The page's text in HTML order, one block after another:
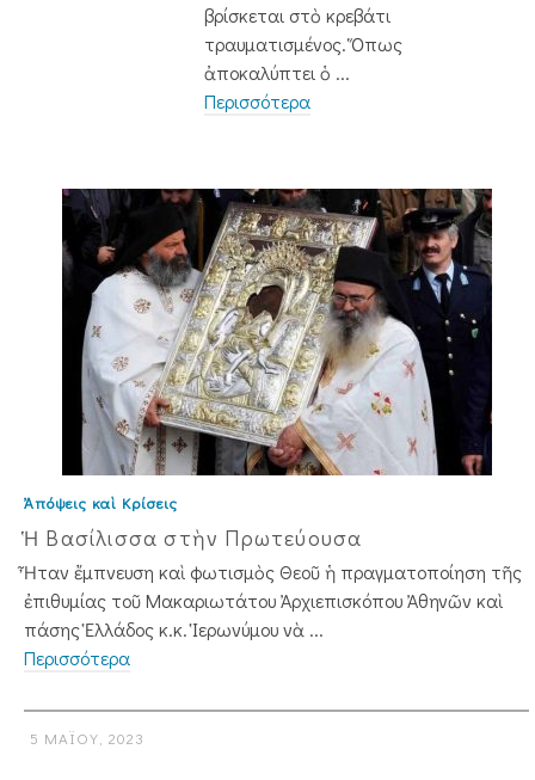
βρίσκεται στὸ κρεβάτι
τραυματισμένος. Ὅπως
ἀποκαλύπτει ὁ ...
Περισσότερα
Ἀπόψεις καὶ Κρίσεις
Ἡ Βασίλισσα στὴν Πρωτεύουσα
Ἦταν ἔμπνευση καὶ φωτισμὸς Θεοῦ ἡ πραγματοποίηση τῆς
ἐπιθυμίας τοῦ Μακαριωτάτου Ἀρχιεπισκόπου Ἀθηνῶν καὶ
πάσης Ἑλλάδος κ.κ. Ἱερωνύμου νὰ ...
Περισσότερα
5 ΜΑΪ́ΟΥ, 2023